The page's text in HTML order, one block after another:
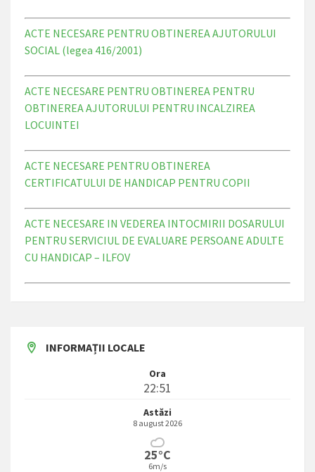
ACTE NECESARE PENTRU OBTINEREA AJUTORULUI
SOCIAL (legea 416/2001)
ACTE NECESARE PENTRU OBTINEREA PENTRU
OBTINEREA AJUTORULUI PENTRU INCALZIREA
LOCUINTEI
ACTE NECESARE PENTRU OBTINEREA
CERTIFICATULUI DE HANDICAP PENTRU COPII
ACTE NECESARE IN VEDEREA INTOCMIRII DOSARULUI
PENTRU SERVICIUL DE EVALUARE PERSOANE ADULTE
CU HANDICAP – ILFOV
INFORMAȚII LOCALE
Ora
22:51
Astăzi
8 august 2026
25°C
6m/s